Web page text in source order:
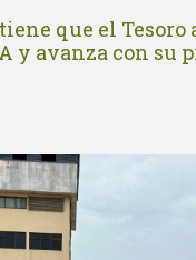
que el Tesoro
y avanza con su